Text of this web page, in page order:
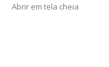
Abrir em tela cheia